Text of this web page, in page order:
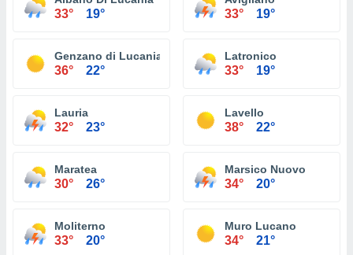
33° 19° 33° 19°
Genzano di Lucania
36° 22°
Latronico
33° 19°
Lauria
32° 23°
Lavello
38° 22°
Maratea
30° 26°
Marsico Nuovo
34° 20°
Moliterno
33° 20°
Muro Lucano
34° 21°